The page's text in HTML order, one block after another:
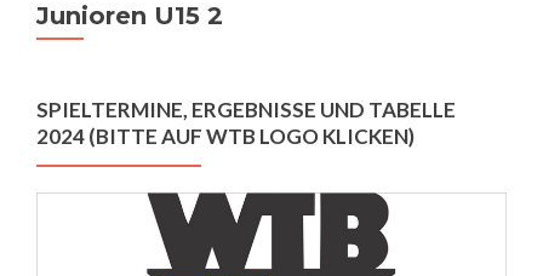
Junioren U15 2
SPIELTERMINE, ERGEBNISSE UND TABELLE
2024 (BITTE AUF WTB LOGO KLICKEN)